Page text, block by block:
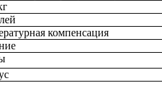
компенсация